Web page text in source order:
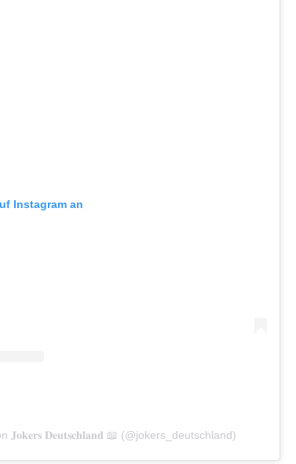
Instagram an
𝐉𝐨𝐤𝐞𝐫𝐬 𝐃𝐞𝐮𝐭𝐬𝐜𝐡𝐥𝐚𝐧𝐝 📖 (@jokers_deutschland)